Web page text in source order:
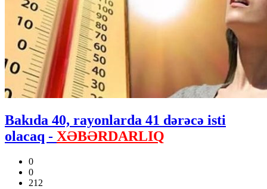
Bakıda 40, rayonlarda 41 dərəcə isti
olacaq - XƏBƏRDARLIQ
0
0
212